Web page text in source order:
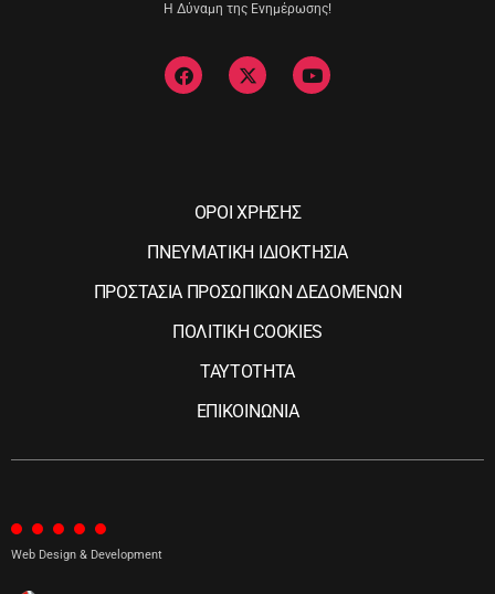
Η Δύναμη της Ενημέρωσης!
ΟΡΟΙ ΧΡΗΣΗΣ
ΠΝΕΥΜΑΤΙΚΗ ΙΔΙΟΚΤΗΣΙΑ
ΠΡΟΣΤΑΣΙΑ ΠΡΟΣΩΠΙΚΩΝ ΔΕΔΟΜΕΝΩΝ
ΠΟΛΙΤΙΚΗ COOKIES
ΤΑΥΤΟΤΗΤΑ
ΕΠΙΚΟΙΝΩΝΙΑ
Web Design & Development